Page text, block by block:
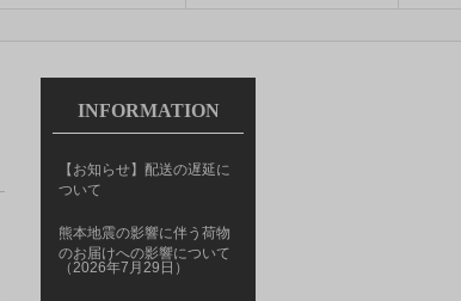
INFORMATION
【お知らせ】配送の遅延に
ついて
熊本地震の影響に伴う荷物
のお届けへの影響について
（2026年7月29日）